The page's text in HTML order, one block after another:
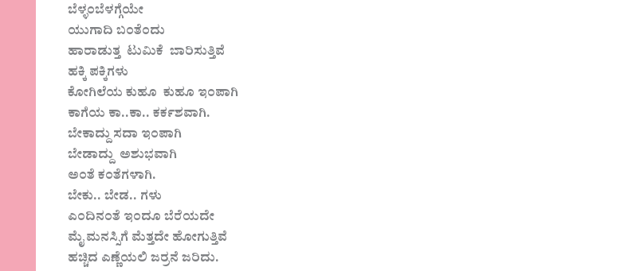
ಬೆಳ್ಳಂಬೆಳಗ್ಗೆಯೇ
ಯುಗಾದಿ ಬಂತೆಂದು
ಹಾರಾಡುತ್ತ ಟುಮಿಕೆ ಬಾರಿಸುತ್ತಿವೆ
ಹಕ್ಕಿ ಪಕ್ಕಿಗಳು
ಕೋಗಿಲೆಯ ಕುಹೂ ಕುಹೂ ಇಂಪಾಗಿ
ಕಾಗೆಯ ಕಾ..ಕಾ.. ಕರ್ಕಶವಾಗಿ.
ಬೇಕಾದ್ದು ಸದಾ ಇಂಪಾಗಿ
ಬೇಡಾದ್ದು ಅಶುಭವಾಗಿ
ಅಂತೆ ಕಂತೆಗಳಾಗಿ.
ಬೇಕು.. ಬೇಡ.. ಗಳು
ಎಂದಿನಂತೆ ಇಂದೂ ಬೆರೆಯದೇ
ಮೈ ಮನಸ್ಸಿಗೆ ಮೆತ್ತದೇ ಹೋಗುತ್ತಿವೆ
ಹಚ್ಚಿದ ಎಣ್ಣೆಯಲಿ ಜರ್ರನೆ ಜರಿದು.